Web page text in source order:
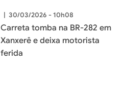
| 30/03/2026 - 10h08
Carreta tomba na BR-282 em
Xanxerê e deixa motorista
ferida